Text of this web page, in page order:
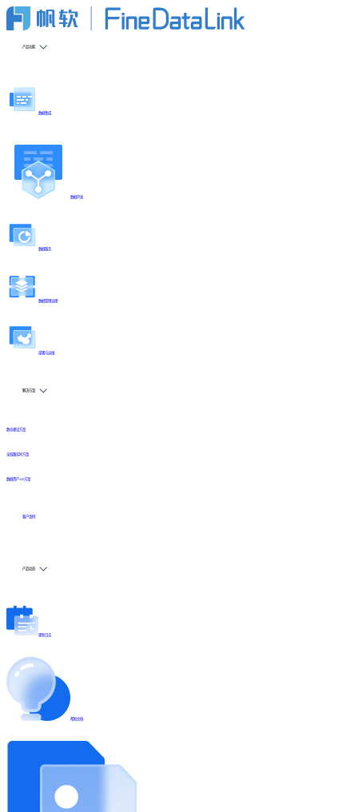
产品功能
数据集成
数据开发
数据服务
数据管理治理
部署与运维
解决方案
数仓建设方案
全链路实时方案
数据资产API方案
客户案例
产品动态
更新日志
帮助文档